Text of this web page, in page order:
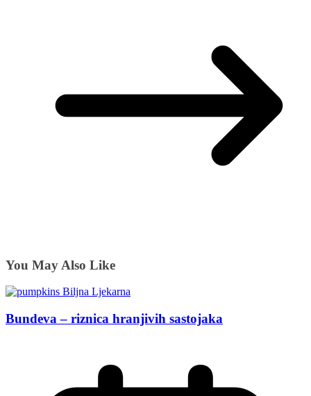
You May Also Like
Bundeva – riznica hranjivih sastojaka